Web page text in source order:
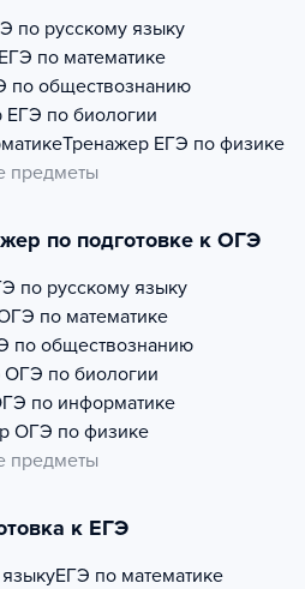
по русскому языку
ЕГЭ по математике
по обществознанию
ЕГЭ по биологии
Тренажер ЕГЭ по физике
предметы
по подготовке к ОГЭ
по русскому языку
по математике
по обществознанию
ОГЭ по биологии
по информатике
ОГЭ по физике
предметы
к ЕГЭ
ЕГЭ по математике